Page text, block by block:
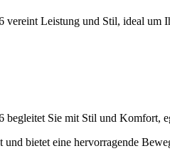
Leistung und Stil, ideal um
Sie mit Stil und Komfort,
bietet eine hervorragende